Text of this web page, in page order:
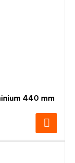
440 mm